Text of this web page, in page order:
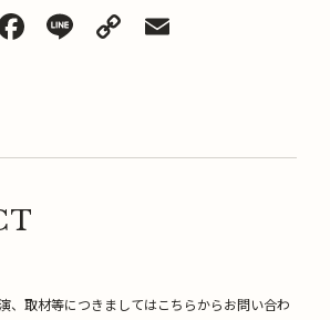
Facebook
LineCopy
、取材等につきましてはこちらからお問い合わ